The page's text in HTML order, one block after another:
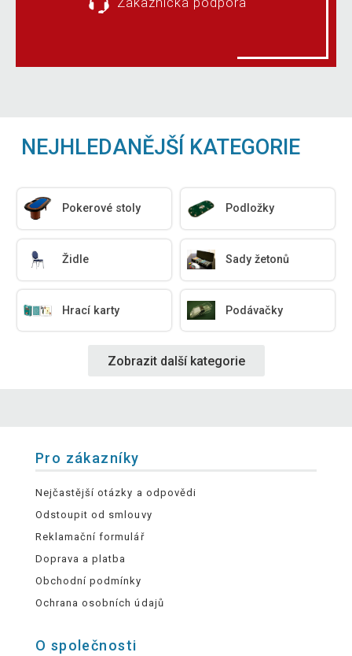
NEJHLEDANĚJŠÍ KATEGORIE
Pokerové stoly Podložky
Židle Sady žetonů
Hrací karty Podávačky
Zobrazit další kategorie
Pro zákazníky
Nejčastější otázky a odpovědi
Odstoupit od smlouvy
Reklamační formulář
Doprava a platba
Obchodní podmínky
Ochrana osobních údajů
O společnosti